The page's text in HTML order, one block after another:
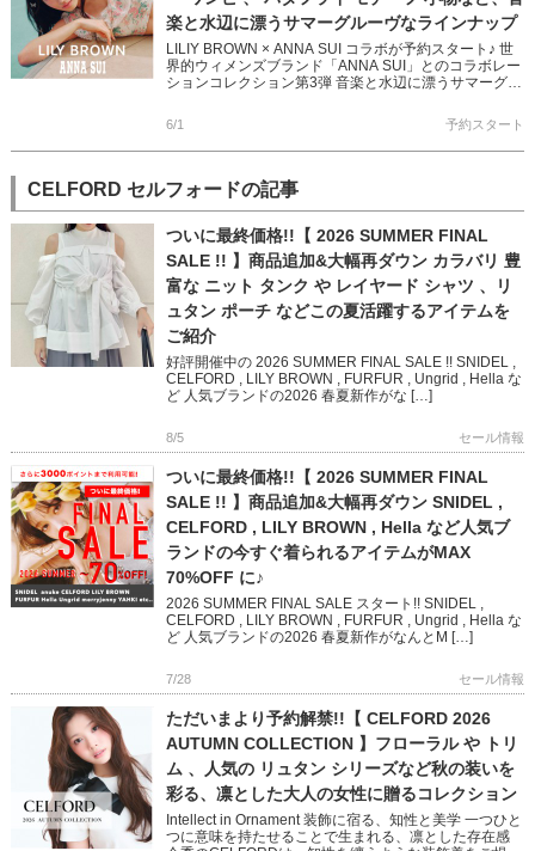
楽と水辺に漂うサマーグルーヴなラインナップ
LILIY BROWN × ANNA SUI コラボが予約スタート♪ 世
界的ウィメンズブランド「ANNA SUI」とのコラボレー
ションコレクション第3弾 音楽と水辺に漂うサマーグル
6/1 予約スタート
CELFORD セルフォードの記事
ついに最終価格!!【 2026 SUMMER FINAL
SALE !! 】商品追加&大幅再ダウン カラバリ 豊
富な ニット タンク や レイヤード シャツ 、リ
ュタン ポーチ などこの夏活躍するアイテムを
ご紹介
好評開催中の 2026 SUMMER FINAL SALE !! SNIDEL ,
CELFORD , LILY BROWN , FURFUR , Ungrid , Hella な
ど 人気ブランドの2026 春夏新作がな […]
8/5 セール情報
ついに最終価格!!【 2026 SUMMER FINAL
SALE !! 】商品追加&大幅再ダウン SNIDEL ,
CELFORD , LILY BROWN , Hella など人気ブ
ランドの今すぐ着られるアイテムがMAX
70%OFF に♪
2026 SUMMER FINAL SALE スタート!! SNIDEL ,
CELFORD , LILY BROWN , FURFUR , Ungrid , Hella な
ど 人気ブランドの2026 春夏新作がなんとM […]
7/28 セール情報
ただいまより予約解禁!!【 CELFORD 2026
AUTUMN COLLECTION 】フローラル や トリ
ム 、人気の リュタン シリーズなど秋の装いを
彩る、凛とした大人の女性に贈るコレクション
Intellect in Ornament 装飾に宿る、知性と美学 一つひと
つに意味を持たせることで生まれる、凛とした存在感